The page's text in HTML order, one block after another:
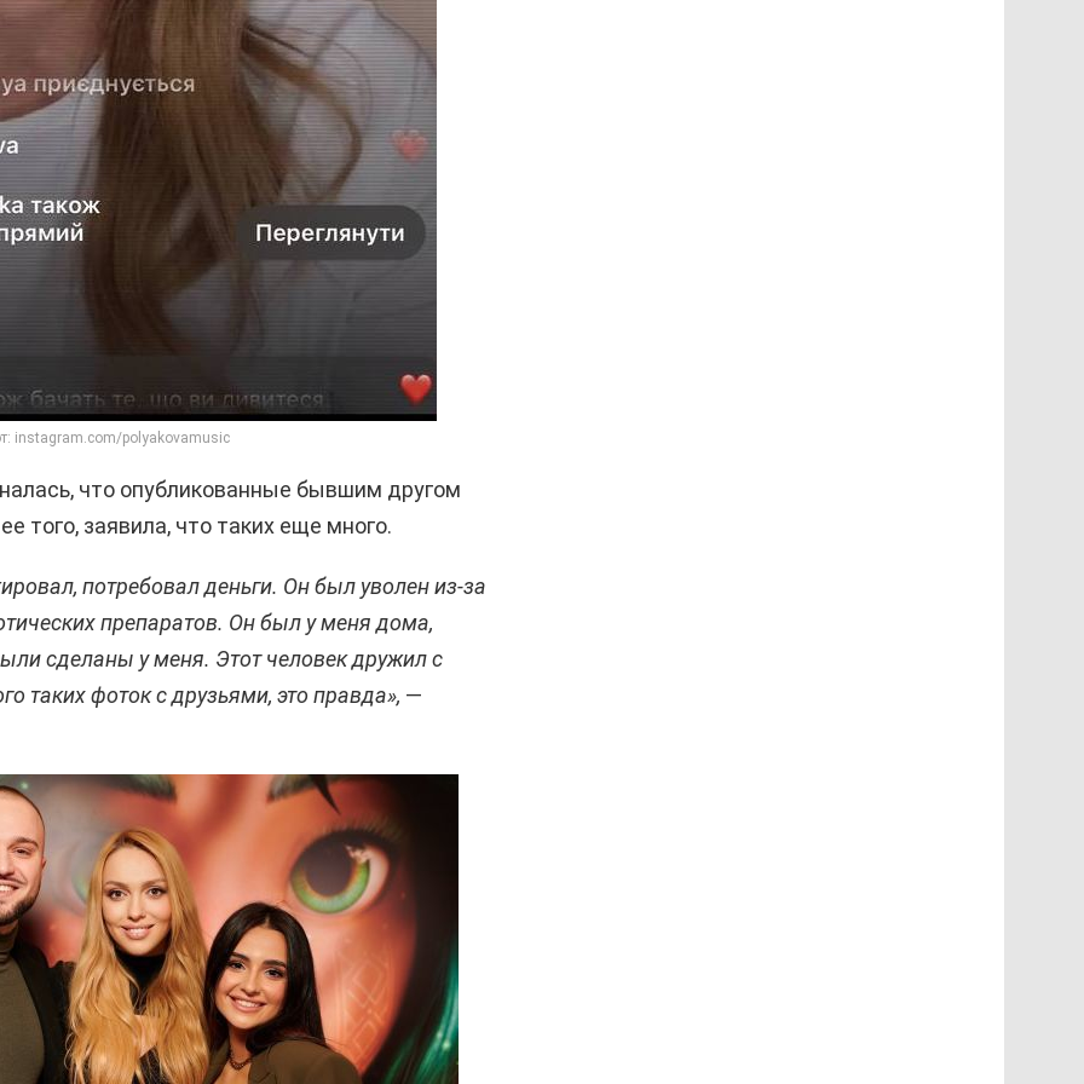
instagram.com/polyakovamusic
что опубликованные бывшим другом
того, заявила, что таких еще много.
потребовал деньги. Он был уволен из-за
препаратов. Он был у меня дома,
сделаны у меня. Этот человек дружил с
таких фоток с друзьями, это правда», —